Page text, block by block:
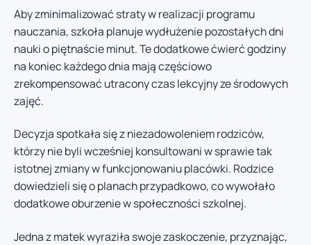
Aby zminimalizować straty w realizacji programu
nauczania, szkoła planuje wydłużenie pozostałych dni
nauki o piętnaście minut. Te dodatkowe ćwierć godziny
na koniec każdego dnia mają częściowo
zrekompensować utracony czas lekcyjny ze środowych
zajęć.
Decyzja spotkała się z niezadowoleniem rodziców,
którzy nie byli wcześniej konsultowani w sprawie tak
istotnej zmiany w funkcjonowaniu placówki. Rodzice
dowiedzieli się o planach przypadkowo, co wywołało
dodatkowe oburzenie w społeczności szkolnej.
Jedna z matek wyraziła swoje zaskoczenie, przyznając,